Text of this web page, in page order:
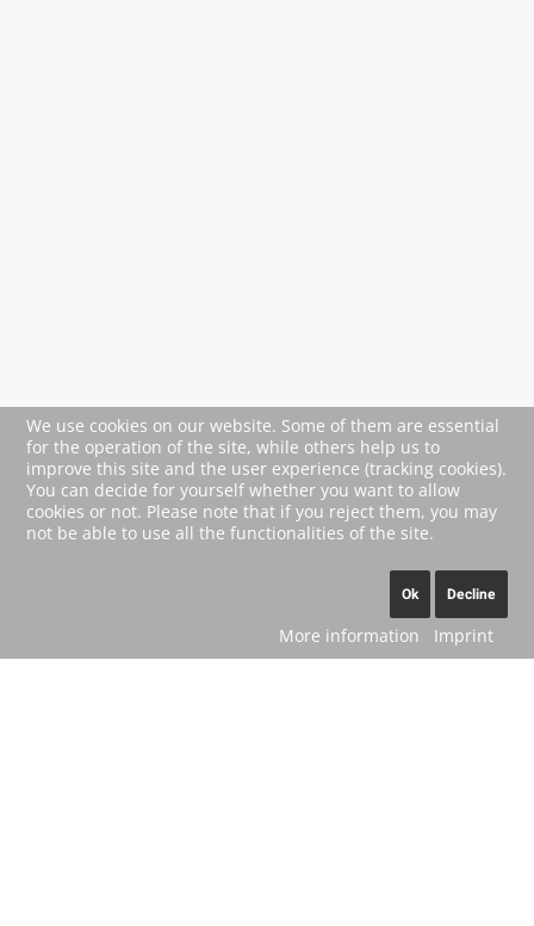
We use cookies on our website. Some of them are essential
for the operation of the site, while others help us to
improve this site and the user experience (tracking cookies).
You can decide for yourself whether you want to allow
cookies or not. Please note that if you reject them, you may
not be able to use all the functionalities of the site.
Ok Decline
More information Imprint